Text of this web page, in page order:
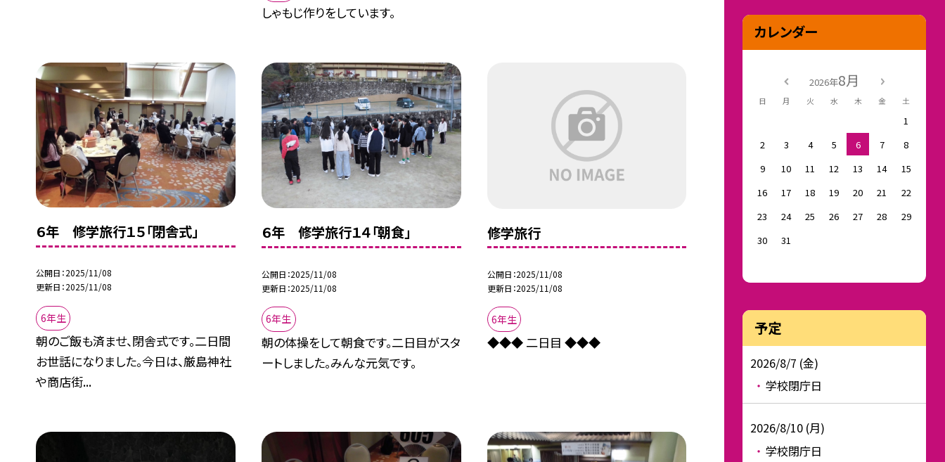
しゃもじ作りをしています。
６年 修学旅行１５「閉舎式」
公開日 2025/11/08
更新日 2025/11/08
6年生
朝のご飯も済ませ、閉舎式です。二日間
お世話になりました。今日は、厳島神社
や商店街...
６年 修学旅行１４「朝食」
公開日 2025/11/08
更新日 2025/11/08
6年生
朝の体操をして朝食です。二日目がスタ
ートしました。みんな元気です。
修学旅行
公開日 2025/11/08
更新日 2025/11/08
6年生
◆◆◆ 二日目 ◆◆◆
カレンダー
2026年8月
日 月 火 水 木 金 土
1
2
3 4 5 6 7
8
9
10 11 12 13 14
15
16
17 18 19 20 21
22
23
24 25 26 27 28
29
30
31
予定
2026/8/7 (金)
学校閉庁日
2026/8/10 (月)
学校閉庁日